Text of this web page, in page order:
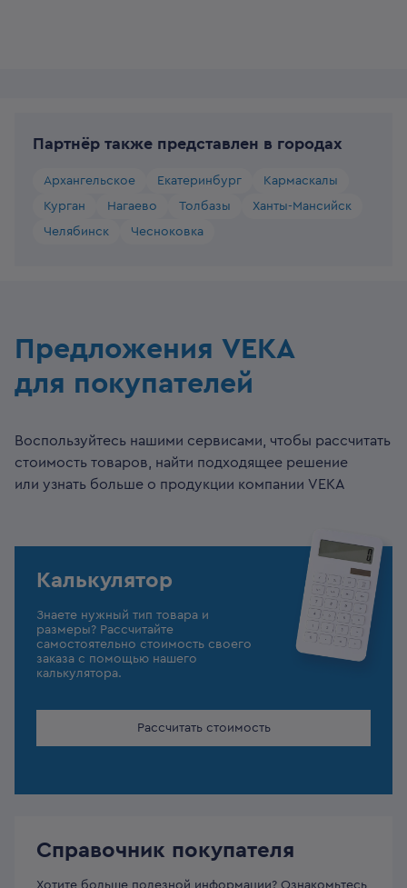
Партнёр также представлен в городах
Архангельское Екатеринбург
Кармаскалы
Курган
Нагаево Толбазы
Ханты-Мансийск
Челябинск
Чесноковка
Предложения VEKA
для покупателей
Воспользуйтесь нашими сервисами, чтобы рассчитать
стоимость товаров, найти подходящее решение
или узнать больше о продукции компании VEKA
Калькулятор
Знаете нужный тип товара и
размеры? Рассчитайте
самостоятельно стоимость своего
заказа с помощью нашего
калькулятора.
Рассчитать стоимость
Справочник покупателя
Хотите больше полезной информации? Ознакомьтесь